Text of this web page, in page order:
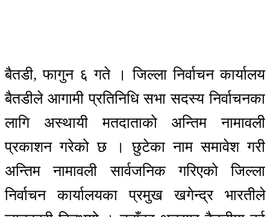
बैतडी, फागुन ६ गते । जिल्ला निर्वाचन कार्यालय
बैतडीले आगामी प्रतिनिधि सभा सदस्य निर्वाचनका
लागि अस्थायी मतदाताको अन्तिम नामावली
प्रकाशन गरेको छ । छुटेका नाम समावेश गरी
अन्तिम नामावली सार्वजनिक गरिएको जिल्ला
निर्वाचन कार्यालयका प्रमुख खगेन्द्र भारतीले